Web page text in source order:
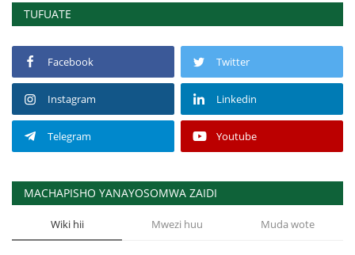
TUFUATE
Facebook Twitter
Instagram Linkedin
Telegram Youtube
MACHAPISHO YANAYOSOMWA ZAIDI
Wiki hii Mwezi huu Muda wote